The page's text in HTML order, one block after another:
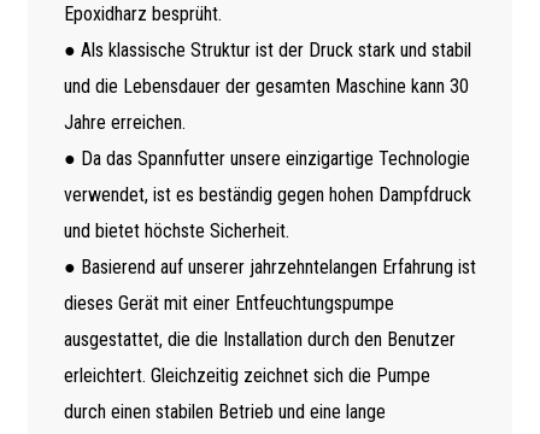
Epoxidharz besprüht.
● Als klassische Struktur ist der Druck stark und stabil
und die Lebensdauer der gesamten Maschine kann 30
Jahre erreichen.
● Da das Spannfutter unsere einzigartige Technologie
verwendet, ist es beständig gegen hohen Dampfdruck
und bietet höchste Sicherheit.
● Basierend auf unserer jahrzehntelangen Erfahrung ist
dieses Gerät mit einer Entfeuchtungspumpe
ausgestattet, die die Installation durch den Benutzer
erleichtert. Gleichzeitig zeichnet sich die Pumpe
durch einen stabilen Betrieb und eine lange